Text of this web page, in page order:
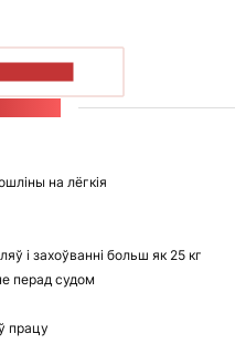
на лёгкія
і захоўванні больш як 25 кг
перад судом
працу